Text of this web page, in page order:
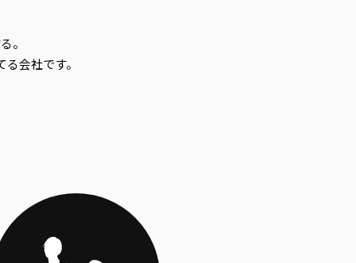
。
会社です。